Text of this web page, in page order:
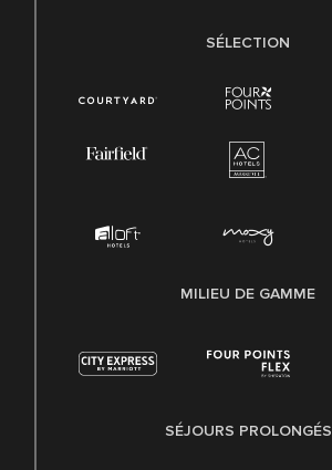
SÉLECTION
MILIEU DE GAMME
SÉJOURS PROLONGÉS